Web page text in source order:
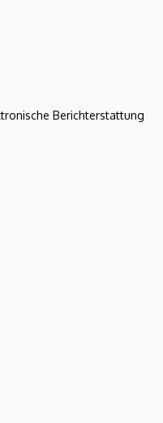
Berichterstattung